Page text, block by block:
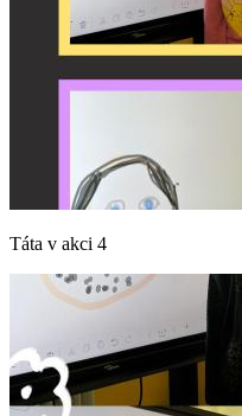
Táta v akci 4